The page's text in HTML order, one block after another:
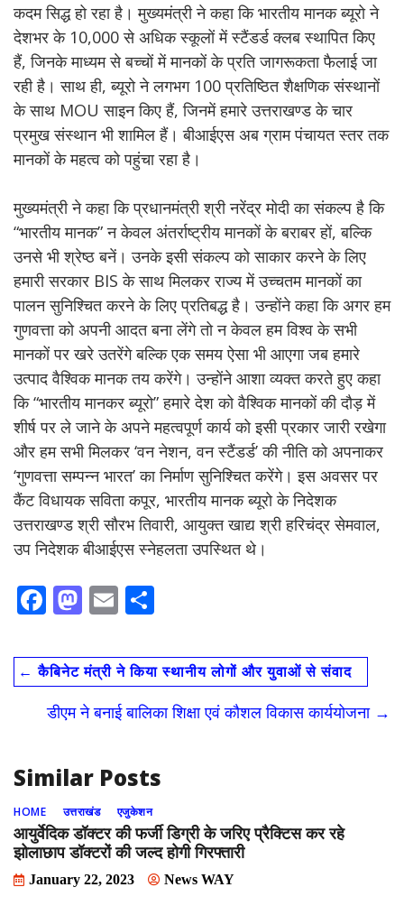
कदम सिद्ध हो रहा है। मुख्यमंत्री ने कहा कि भारतीय मानक ब्यूरो ने
देशभर के 10,000 से अधिक स्कूलों में स्टैंडर्ड क्लब स्थापित किए
हैं, जिनके माध्यम से बच्चों में मानकों के प्रति जागरूकता फैलाई जा
रही है। साथ ही, ब्यूरो ने लगभग 100 प्रतिष्ठित शैक्षणिक संस्थानों
के साथ MOU साइन किए हैं, जिनमें हमारे उत्तराखण्ड के चार
प्रमुख संस्थान भी शामिल हैं। बीआईएस अब ग्राम पंचायत स्तर तक
मानकों के महत्व को पहुंचा रहा है।
मुख्यमंत्री ने कहा कि प्रधानमंत्री श्री नरेंद्र मोदी का संकल्प है कि
“भारतीय मानक” न केवल अंतर्राष्ट्रीय मानकों के बराबर हों, बल्कि
उनसे भी श्रेष्ठ बनें। उनके इसी संकल्प को साकार करने के लिए
हमारी सरकार BIS के साथ मिलकर राज्य में उच्चतम मानकों का
पालन सुनिश्चित करने के लिए प्रतिबद्ध है। उन्होंने कहा कि अगर हम
गुणवत्ता को अपनी आदत बना लेंगे तो न केवल हम विश्व के सभी
मानकों पर खरे उतरेंगे बल्कि एक समय ऐसा भी आएगा जब हमारे
उत्पाद वैश्विक मानक तय करेंगे। उन्होंने आशा व्यक्त करते हुए कहा
कि “भारतीय मानकर ब्यूरो” हमारे देश को वैश्विक मानकों की दौड़ में
शीर्ष पर ले जाने के अपने महत्वपूर्ण कार्य को इसी प्रकार जारी रखेगा
और हम सभी मिलकर ‘वन नेशन, वन स्टैंडर्ड’ की नीति को अपनाकर
‘गुणवत्ता सम्पन्न भारत’ का निर्माण सुनिश्चित करेंगे। इस अवसर पर
कैंट विधायक सविता कपूर, भारतीय मानक ब्यूरो के निदेशक
उत्तराखण्ड श्री सौरभ तिवारी, आयुक्त खाद्य श्री हरिचंद्र सेमवाल,
उप निदेशक बीआईएस स्नेहलता उपस्थित थे।
F
e
b
o
k
M
to
d
o
E
ai
l
ar
e
← कैबिनेट मंत्री ने किया स्थानीय लोगों और युवाओं से संवाद
डीएम ने बनाई बालिका शिक्षा एवं कौशल विकास कार्ययोजना →
Similar Posts
HOME उत्तराखंड एजुकेशन
आयुर्वेदिक डॉक्टर की फर्जी डिग्री के जरिए प्रैक्टिस कर रहे
झोलाछाप डॉक्टरों की जल्द होगी गिरफ्तारी
January 22, 2023 News WAY